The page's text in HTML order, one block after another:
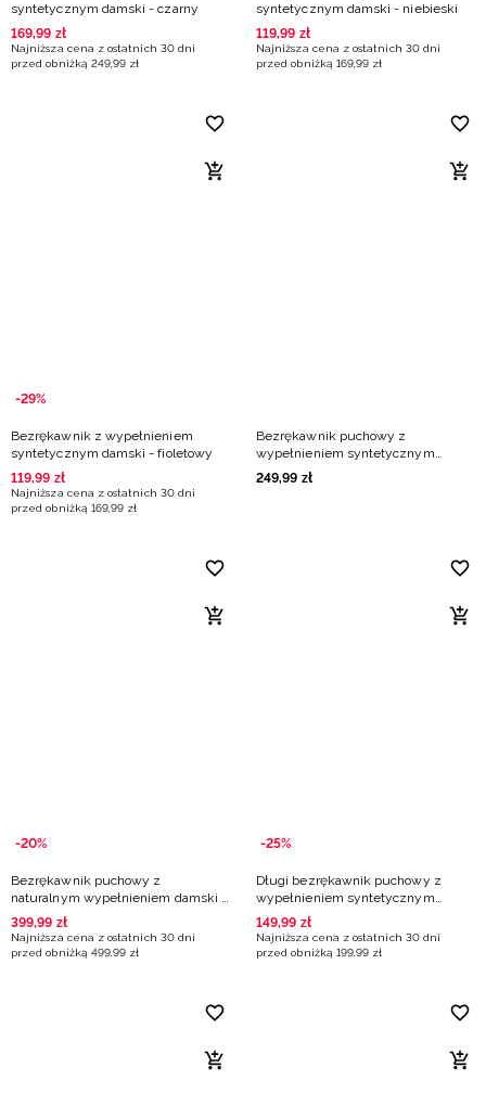
syntetycznym damski - czarny
169,99 zł
Najniższa cena z ostatnich 30 dni
przed obniżką 249,99 zł
syntetycznym damski - niebieski
119,99 zł
Najniższa cena z ostatnich 30 dni
przed obniżką 169,99 zł
-29%
Bezrękawnik z wypełnieniem
syntetycznym damski - fioletowy
119,99 zł
Najniższa cena z ostatnich 30 dni
przed obniżką 169,99 zł
Bezrękawnik puchowy z
wypełnieniem syntetycznym
damski - granatowy
249,99 zł
-20%
Bezrękawnik puchowy z
naturalnym wypełnieniem damski -
czarny
399,99 zł
Najniższa cena z ostatnich 30 dni
przed obniżką 499,99 zł
-25%
Długi bezrękawnik puchowy z
wypełnieniem syntetycznym
damski - beżowy
149,99 zł
Najniższa cena z ostatnich 30 dni
przed obniżką 199,99 zł